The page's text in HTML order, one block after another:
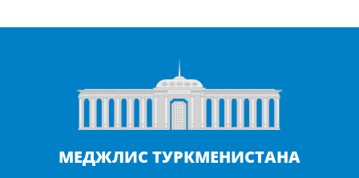
МЕДЖЛИС ТУРКМЕНИСТАНА